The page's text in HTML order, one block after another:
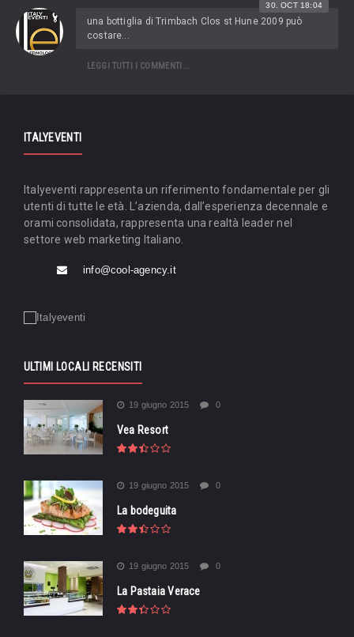
30. OCT 18:04
una bottiglia di Trimbach Clos st Hune 2009 può
costare...
LEGGI TUTTI I COMMENTI...
ITALYEVENTI
Italyeventi rappresenta un riferimento fondamentale per gli
utenti di tutte le età. L’azienda, dall’esperienza decennale e
orami consolidata, rappresenta una realtà leader nel
settore web marketing Italiano.
info@cool-agency.it
ULTIMI LOCALI RECENSITI
19 giugno 2015 0
Vea Resort
19 giugno 2015 0
La bodeguita
19 giugno 2015 0
La Pastaia Verace